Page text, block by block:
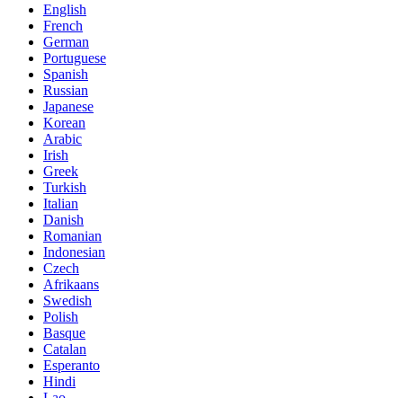
English
French
German
Portuguese
Spanish
Russian
Japanese
Korean
Arabic
Irish
Greek
Turkish
Italian
Danish
Romanian
Indonesian
Czech
Afrikaans
Swedish
Polish
Basque
Catalan
Esperanto
Hindi